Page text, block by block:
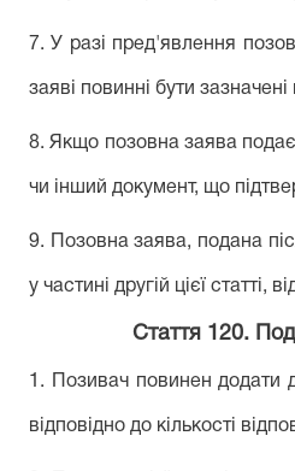
7. У разі пред'явлення
заяві повинні бути
8. Якщо позовна заява
чи інший документ, що
9. Позовна заява, подана
у частині другій цієї статті,
Стаття 120.
1. Позивач повинен додати
відповідно до кількості